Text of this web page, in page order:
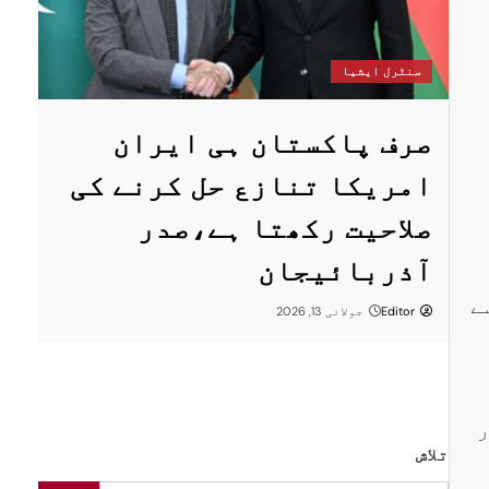
سنٹرل ایشیا
صرف پاکستان ہی ایران
امریکا تنازع حل کرنے کی
صلاحیت رکھتا ہے،صدر
آذربائیجان
Editor جولائی 13, 2026
تلاش